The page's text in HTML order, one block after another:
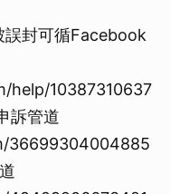
封可循Facebook
help/10387310637
訴管道
36699304004885